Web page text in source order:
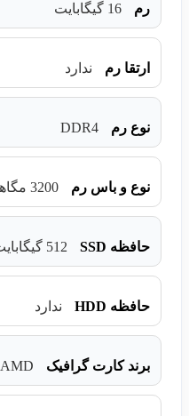
رم 16 گیگابایت
ارتقا رم ندارد
نوع رم DDR4
نوع و باس رم 3200 مگاهرتز
حافظه SSD 512 گیگابایت
حافظه HDD ندارد
برند کارت گرافیک AMD